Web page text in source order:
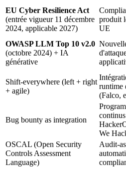
EU Cyber Resilience Act
(entrée vigueur 11 décembre
2024, applicable 2027)
produit
UE
OWASP LLM Top 10 v2.0
(octobre 2024) + IA
générative
Shift-everywhere (left + right
+ agile)
runtime
(Falco,
Bug bounty as integration
continus
We
OSCAL (Open Security
Controls Assessment
Language)
Audit-